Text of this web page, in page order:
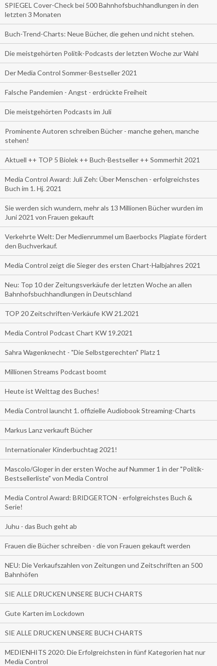
SPIEGEL Cover-Check bei 500 Bahnhofsbuchhandlungen in den
letzten 3 Monaten
Buch-Trend-Charts: Neue Bücher, die gehen und nicht stehen.
Die meistgehörten Politik-Podcasts der letzten Woche zur Wahl
Der Media Control Sommer-Bestseller 2021
Falsche Pandemien - Angst - erdrückte Freiheit
Die meistgehörten Podcasts im Juli
Prominente Autoren schreiben Bücher - manche gehen, manche
stehen!
Aktuell ++ TOP 5 Biolek ++ Buch-Bestseller ++ Sommerhit 2021
Media Control Award: Juli Zeh: Über Menschen - erfolgreichstes
Buch im 1. Hj. 2021
Sie werden sich wundern, mehr als 13 Millionen Bücher wurden im
Juni 2021 von Frauen gekauft
Verkehrte Welt: Der Medienrummel um Baerbocks Plagiate fördert
den Buchverkauf.
Media Control zeigt die Sieger des ersten Chart-Halbjahres 2021
Neu: Top 10 der Zeitungsverkäufe der letzten Woche an allen
Bahnhofsbuchhandlungen in Deutschland
TOP 20 Zeitschriften-Verkäufe KW 21.2021
Media Control Podcast Chart KW 19.2021
Sahra Wagenknecht - "Die Selbstgerechten" Platz 1
Millionen Streams Podcast boomt
Heute ist Welttag des Buches!
Media Control launcht 1. offizielle Audiobook Streaming-Charts
Markus Lanz verkauft Bücher
Internationaler Kinderbuchtag 2021!
Mascolo/Gloger in der ersten Woche auf Nummer 1 in der "Politik-
Bestsellerliste" von Media Control
Media Control Award: BRIDGERTON - erfolgreichstes Buch &
Serie!
Juhu - das Buch geht ab
Frauen die Bücher schreiben - die von Frauen gekauft werden
NEU: Die Verkaufszahlen von Zeitungen und Zeitschriften an 500
Bahnhöfen
SIE ALLE DRUCKEN UNSERE BUCH CHARTS
Gute Karten im Lockdown
SIE ALLE DRUCKEN UNSERE BUCH CHARTS
MEDIENHITS 2020: Die Erfolgreichsten in fünf Kategorien hat nur
Media Control